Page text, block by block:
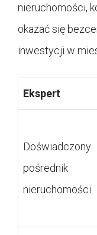
nieruchomości,
okazać się
inwestycji w
Ekspert
Doświadczony
pośrednik
nieruchomości